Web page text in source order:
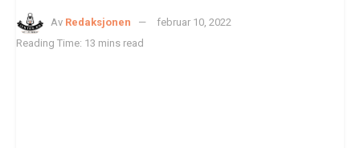
Av Redaksjonen
februar 10, 2022
Reading Time: 13 mins read